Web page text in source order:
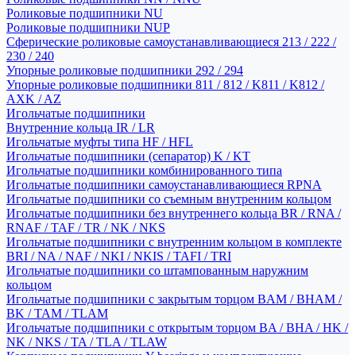
Роликовые подшипники NU
Роликовые подшипники NUP
Сферические роликовые самоустанавливающиеся 213 / 222 /
230 / 240
Упорные роликовые подшипники 292 / 294
Упорные роликовые подшипники 811 / 812 / K811 / K812 /
AXK / AZ
Игольчатые подшипники
Внутренние кольца IR / LR
Игольчатые муфты типа HF / HFL
Игольчатые подшипники (сепаратор) K / KT
Игольчатые подшипники комбинированного типа
Игольчатые подшипники самоустанавливающиеся RPNA
Игольчатые подшипники со съемным внутренним кольцом
Игольчатые подшипники без внутреннего кольца BR / RNA /
RNAF / TAF / TR / NK / NKS
Игольчатые подшипники с внутренним кольцом в комплекте
BRI / NA / NAF / NKI / NKIS / TAFI / TRI
Игольчатые подшипники со штампованным наружним
кольцом
Игольчатые подшипники с закрытым торцом BAM / BHAM /
BK / TAM / TLAM
Игольчатые подшипники с открытым торцом BA / BHA / HK /
NK / NKS / TA / TLA / TLAW